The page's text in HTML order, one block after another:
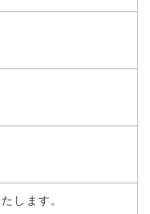
します。